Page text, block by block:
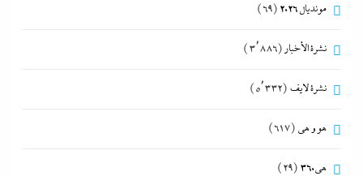
مونديال 2026 (69)
نشرة الأخبار (3٬886)
نشرة لايف (5٬332)
هو و هي (617)
هى360 (29)